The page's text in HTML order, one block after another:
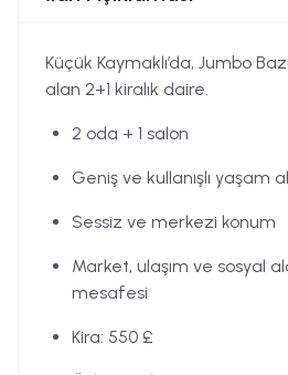
Küçük Kaymaklı’da, Jumbo
alan 2+1 kiralık daire.
2 oda + 1 salon
Geniş ve kullanışlı yaşam
Sessiz ve merkezi konum
Market, ulaşım ve sosyal
mesafesi
Kira: 550 £